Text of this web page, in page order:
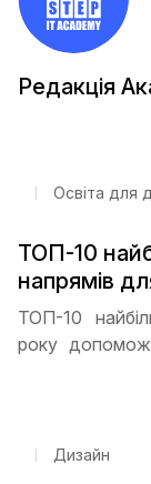
Редакція
Освіта для
ТОП-10
напрямів
ТОП-10
року
кар’єру з нуля
Дизайн